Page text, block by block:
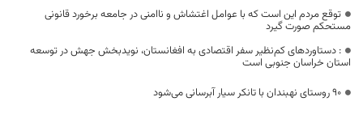
توقع مردم این است که با عوامل اغتشاش و ناامنی در جامعه برخورد قانونی
مستحکم صورت گیرد
: دستاوردهای کم‌نظیر سفر اقتصادی به افغانستان، نویدبخش جهش در توسعه
استان خراسان جنوبی است
۹۰ روستای نهبندان با تانکر سیار آبرسانی می‌شود